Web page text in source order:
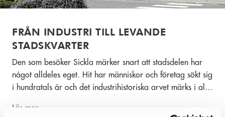
FRÅN INDUSTRI TILL LEVANDE
STADSKVARTER
Den som besöker Sickla märker snart att stadsdelen har
något alldeles eget. Hit har människor och företag sökt sig
i hundratals år och det industrihistoriska arvet märks i allt
Läs mer